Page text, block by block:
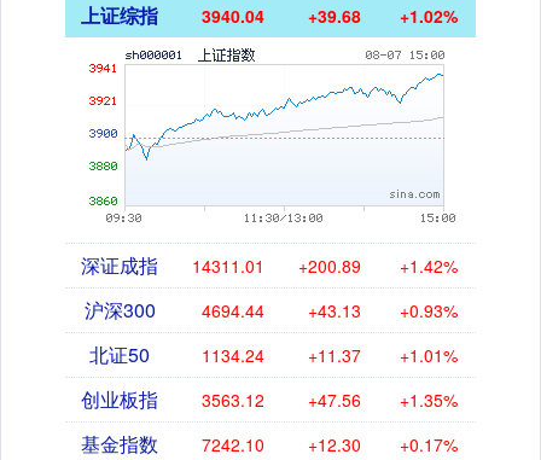
上证综指 3940.04 +39.68 +1.02%
深证成指 14311.01 +200.89 +1.42%
沪深300 4694.44 +43.13 +0.93%
北证50 1134.24 +11.37 +1.01%
创业板指 3563.12 +47.56 +1.35%
基金指数 7242.10 +12.30 +0.17%